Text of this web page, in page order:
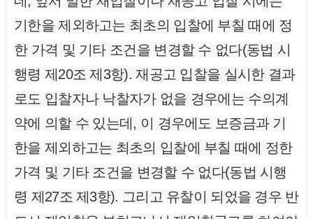
기한을 제외하고는 최초의 입찰에 부칠 때에 정
한 가격 및 기타 조건을 변경할 수 없다(동법 시
행령 제20조 제3항). 재공고 입찰을 실시한 결과
로도 입찰자나 낙찰자가 없을 경우에는 수의계
약에 의할 수 있는데, 이 경우에도 보증금과 기
한을 제외하고는 최초의 입찰에 부칠 때에 정한
가격 및 기타 조건을 변경할 수 없다(동법 시행
령 제27조 제3항). 그리고 유찰이 되었을 경우 반